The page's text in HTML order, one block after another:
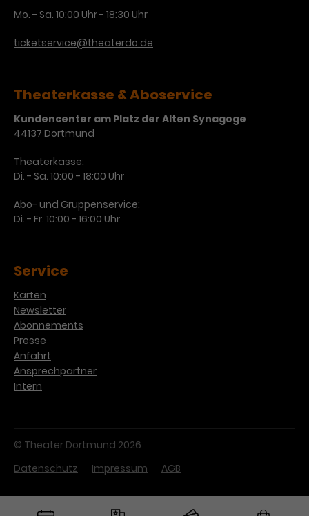
Mo. - Sa. 10:00 Uhr - 18:30 Uhr
ticketservice@theaterdo.de
Theaterkasse & Aboservice
Kundencenter am Platz der Alten Synagoge
44137 Dortmund
Theaterkasse:
Di. - Sa. 10:00 - 18:00 Uhr
Abo- und Gruppenservice:
Di. - Fr. 10:00 - 16:00 Uhr
Service
Karten
Newsletter
Abonnements
Presse
Anfahrt
Ansprechpartner
Intern
© Theater Dortmund 2026
Datenschutz
Impressum AGB